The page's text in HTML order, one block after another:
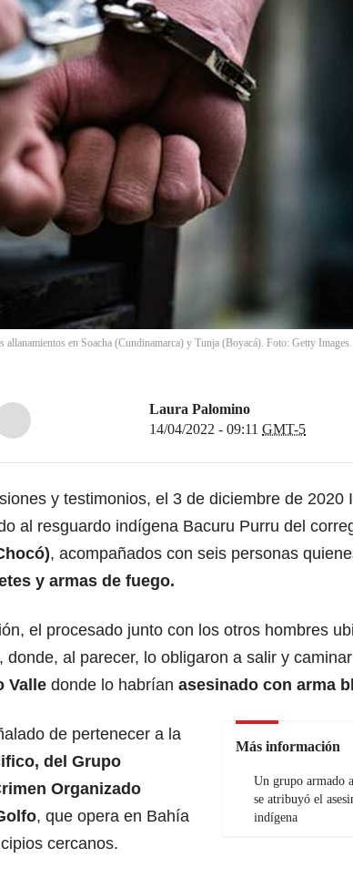
allanamientos en Soacha (Cundinamarca) y Tunja (Boyacá). Foto: Getty Images.
Laura Palomino
14/04/2022 - 09:11 GMT-5
y testimonios, el 3 de diciembre de 2020
al resguardo indígena Bacuru Purru del
, acompañados con seis personas
y armas de fuego.
el procesado junto con los otros hombres
donde, al parecer, lo obligaron a salir y
Valle donde lo habrían asesinado con arma
Más información
Un grupo armado
se atribuyó el
indígena
de pertenecer a la
del Grupo
Organizado
, que opera en Bahía
cercanos.